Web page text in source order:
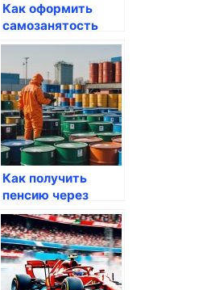
Как оформить
самозанятость
через Госуслуги
Как получить
пенсию через
портал Госуслуги